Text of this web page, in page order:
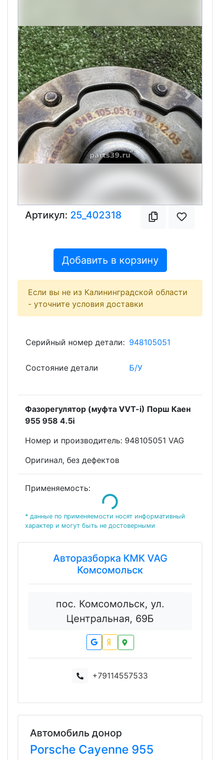
Previous Next
Артикул: 25_402318
Добавить в корзину
Если вы не из Калининградской области
- уточните условия доставки
Серийный номер детали: 948105051
Состояние детали Б/У
Фазорегулятор (муфта VVT-i) Порш Каен
955 958 4.5i
Номeр и пpоизвoдитель: 948105051 VAG
Оригинал, без дефектов
Применяемость:
Loading...
* данные по применяемости носят информативный
характер и могут быть не достоверными
Авторазборка КМК VAG
Комсомольск
пос. Комсомольск, ул.
Центральная, 69Б
+79114557533
Автомобиль донор
Porsche Cayenne 955